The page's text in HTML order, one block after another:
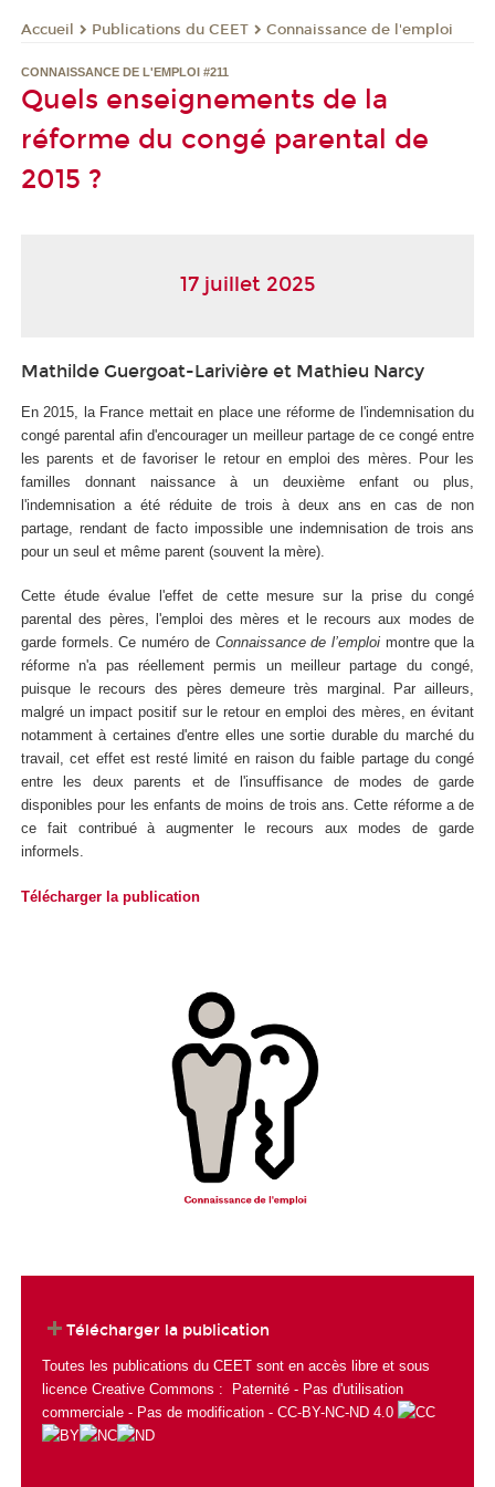
Accueil Publications du CEET Connaissance de l'emploi
CONNAISSANCE DE L'EMPLOI #211
Quels enseignements de la
réforme du congé parental de
2015 ?
17 juillet 2025
Mathilde Guergoat-Larivière et Mathieu Narcy
En 2015, la France mettait en place une réforme de l'indemnisation du
congé parental afin d'encourager un meilleur partage de ce congé entre
les parents et de favoriser le retour en emploi des mères. Pour les
familles donnant naissance à un deuxième enfant ou plus,
l'indemnisation a été réduite de trois à deux ans en cas de non
partage, rendant de facto impossible une indemnisation de trois ans
pour un seul et même parent (souvent la mère).
Cette étude évalue l'effet de cette mesure sur la prise du congé
parental des pères, l'emploi des mères et le recours aux modes de
garde formels. Ce numéro de Connaissance de l’emploimontre que la
réforme n'a pas réellement permis un meilleur partage du congé,
puisque le recours des pères demeure très marginal. Par ailleurs,
malgré un impact positif sur le retour en emploi des mères, en évitant
notamment à certaines d'entre elles une sortie durable du marché du
travail, cet effet est resté limité en raison du faible partage du congé
entre les deux parents et de l'insuffisance de modes de garde
disponibles pour les enfants de moins de trois ans. Cette réforme a de
ce fait contribué à augmenter le recours aux modes de garde
informels.
Télécharger la publication
Télécharger la publication
Toutes les publications du CEET sont en accès libre et sous
licence Creative Commons : Paternité - Pas d'utilisation
commerciale - Pas de modification - CC-BY-NC-ND 4.0